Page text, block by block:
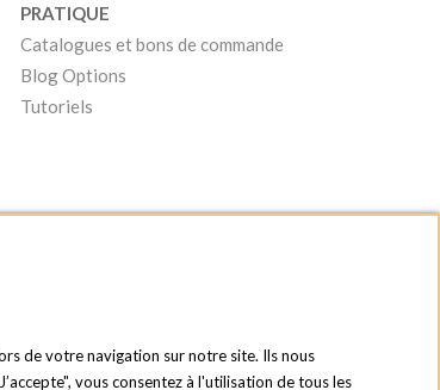
PRATIQUE
Catalogues et bons de commande
Blog Options
Tutoriels
de votre navigation sur notre site. Ils nous
vous consentez à l'utilisation de tous les